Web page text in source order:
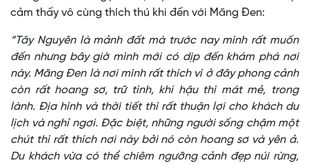
cảm thấy vô cùng thích thú khi đến với Măng Đen:
“Tây Nguyên là mảnh đất mà trước nay mình rất muốn
đến nhưng bây giờ mình mới có dịp đến khám phá nơi
này. Măng Đen là nơi mình rất thích vì ở đây phong cảnh
còn rất hoang sơ, trữ tình, khí hậu thì mát mẻ, trong
lành. Địa hình và thời tiết thì rất thuận lợi cho khách du
lịch và nghỉ ngơi. Đặc biệt, những người sống chậm một
chút thì rất thích nơi này bởi nó còn hoang sơ và yên ả.
Du khách vừa có thể chiêm ngưỡng cảnh đẹp núi rừng,